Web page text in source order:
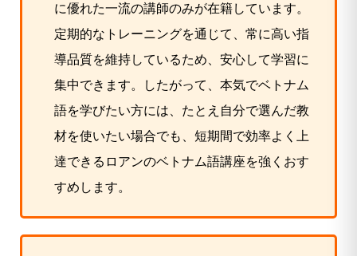
に優れた一流の講師のみが在籍しています。
定期的なトレーニングを通じて、常に高い指
導品質を維持しているため、安心して学習に
集中できます。したがって、本気でベトナム
語を学びたい方には、たとえ自分で選んだ教
材を使いたい場合でも、短期間で効率よく上
達できるロアンのベトナム語講座を強くおす
すめします。